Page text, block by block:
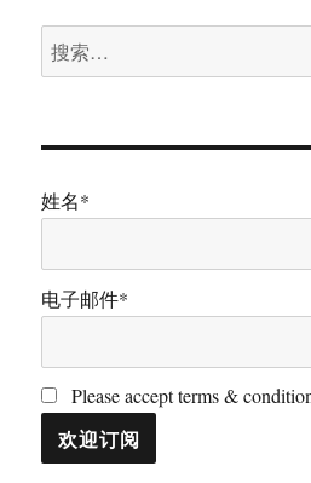
搜
索：
姓名*
电子邮件*
Please accept terms &